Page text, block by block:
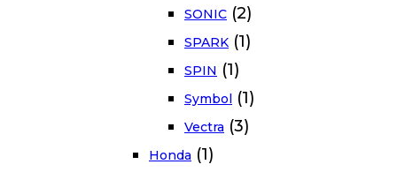
SONIC (2)
SPARK (1)
SPIN (1)
Symbol (1)
Vectra (3)
Honda (1)